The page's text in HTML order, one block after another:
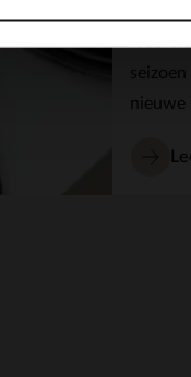
Voor
weer
nieuwe
ben jij